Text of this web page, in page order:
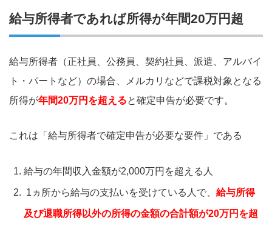
給与所得者であれば所得が年間20万円超
給与所得者（正社員、公務員、契約社員、派遣、アルバイ
ト・パートなど）の場合、メルカリなどで課税対象となる
所得が年間20万円を超えると確定申告が必要です。
これは「給与所得者で確定申告が必要な要件」である
給与の年間収入金額が2,000万円を超える人
1ヵ所から給与の支払いを受けている人で、 給与所得
及び退職所得以外の所得の金額の合計額が20万円を超